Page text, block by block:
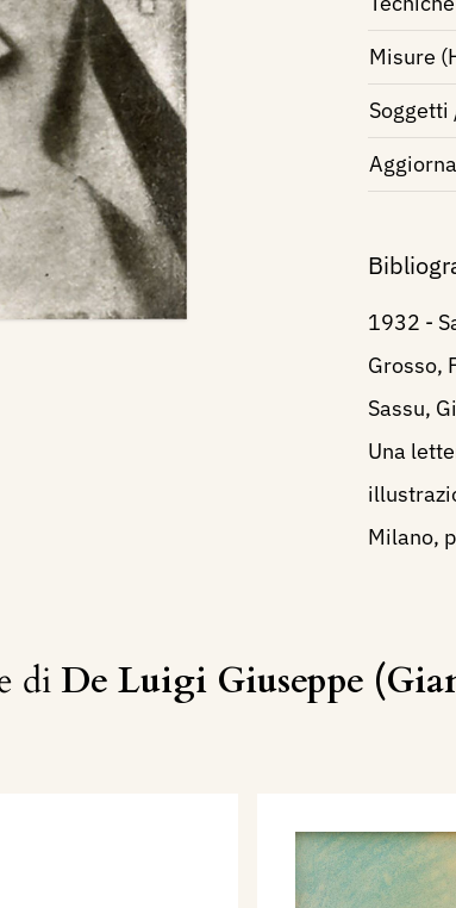
Misure
Soggetti
1932 -
Grosso,
Sassu,
Una
Milano,
diDe Luigi Giuseppe